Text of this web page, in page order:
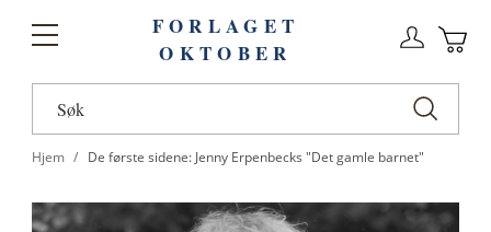
Toggle
FORLAGET
OKTOBER
Hjem De første sidene: Jenny Erpenbecks "Det gamle barnet"